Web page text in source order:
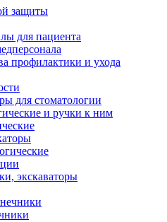
защиты
для пациента
профилактики и ухода
для стоматологии
и ручки к ним
экскаваторы